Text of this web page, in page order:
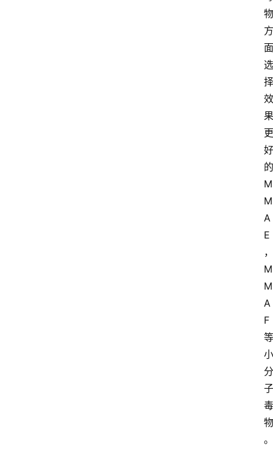
物
方
面
选
择
效
果
更
好
的
M
M
A
E
，
M
M
A
F
等
小
分
子
毒
物
。